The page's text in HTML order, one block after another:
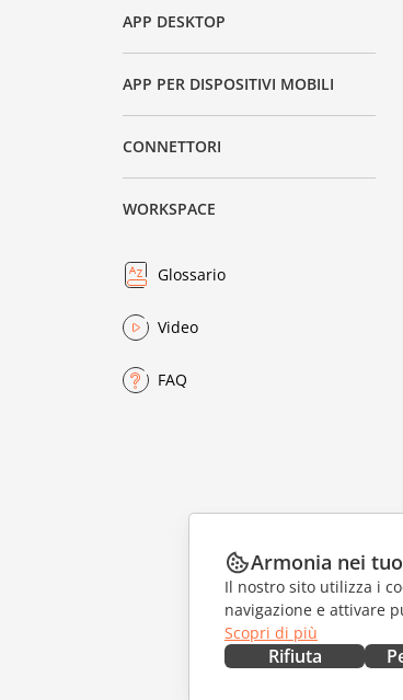
APP DESKTOP
APP PER DISPOSITIVI MOBILI
CONNETTORI
WORKSPACE
Glossario
Video
FAQ
Armonia nei
Il nostro sito utilizza i
navigazione e attivare
Scopri di più
Rifiuta